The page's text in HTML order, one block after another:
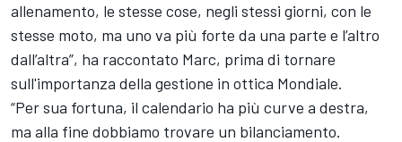
allenamento, le stesse cose, negli stessi giorni, con le
stesse moto, ma uno va più forte da una parte e l’altro
dall’altra”, ha raccontato Marc, prima di tornare
sull'importanza della gestione in ottica Mondiale.
“Per sua fortuna, il calendario ha più curve a destra,
ma alla fine dobbiamo trovare un bilanciamento.